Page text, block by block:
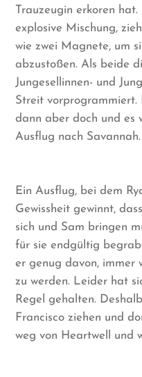
Trauzeugin erkoren
explosive Mischung,
wie zwei Magnete, um
abzustoßen. Als beide
Jungesellinnen- und
Streit vorprogrammiert.
dann aber doch und es
Ausflug nach Savannah.
Ein Ausflug, bei dem
Gewissheit gewinnt,
sich und Sam bringen
für sie endgültig
er genug davon, immer
zu werden. Leider hat
Regel gehalten.
Francisco ziehen und
weg von Heartwell und